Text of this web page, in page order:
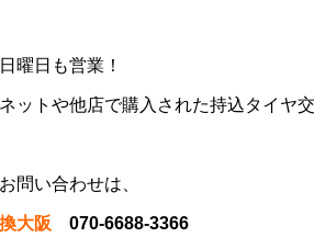
曜日も営業！
ットや他店で購入された持込タイヤ
問い合わせは、
大阪 070-6688-3366